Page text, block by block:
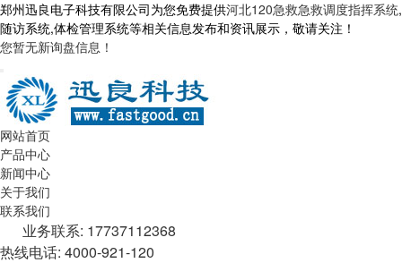
郑州迅良电子科技有限公司为您免费提供河北120急救急救调度指挥系统,
随访系统,体检管理系统等相关信息发布和资讯展示，敬请关注！
您暂无新询盘信息！
网站首页
产品中心
新闻中心
关于我们
联系我们
业务联系: 17737112368
热线电话: 4000-921-120